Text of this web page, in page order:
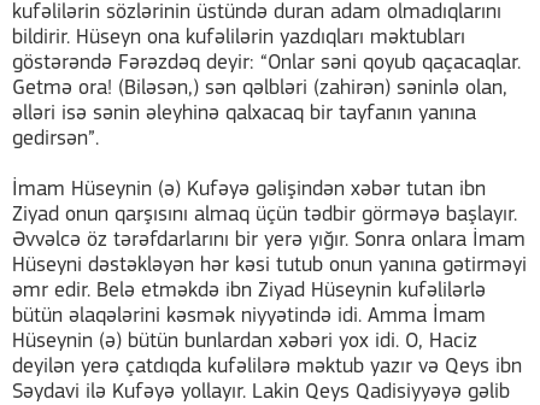
kufəlilərin sözlərinin üstündə duran adam olmadıqlarını
bildirir. Hüseyn ona kufəlilərin yazdıqları məktubları
göstərəndə Fərəzdəq deyir: “Onlar səni qoyub qaçacaqlar.
Getmə ora! (Biləsən,) sən qəlbləri (zahirən) səninlə olan,
əlləri isə sənin əleyhinə qalxacaq bir tayfanın yanına
gedirsən”.
İmam Hüseynin (ə) Kufəyə gəlişindən xəbər tutan ibn
Ziyad onun qarşısını almaq üçün tədbir görməyə başlayır.
Əvvəlcə öz tərəfdarlarını bir yerə yığır. Sonra onlara İmam
Hüseyni dəstəkləyən hər kəsi tutub onun yanına gətirməyi
əmr edir. Belə etməkdə ibn Ziyad Hüseynin kufəlilərlə
bütün əlaqələrini kəsmək niyyətində idi. Amma İmam
Hüseynin (ə) bütün bunlardan xəbəri yox idi. O, Haciz
deyilən yerə çatdıqda kufəlilərə məktub yazır və Qeys ibn
Səydavi ilə Kufəyə yollayır. Lakin Qeys Qadisiyyəyə gəlib